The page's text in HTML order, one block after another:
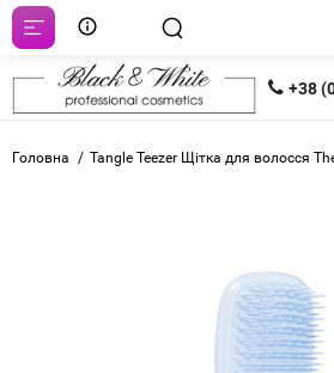
+38
Головна Tangle Teezer Щітка для волосся